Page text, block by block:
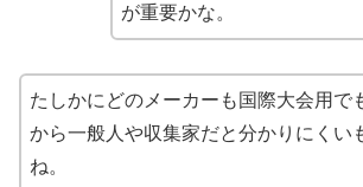
が重要かな。
たしかにどのメーカーも国際大会用で
から一般人や収集家だと分かりにくい
ね。